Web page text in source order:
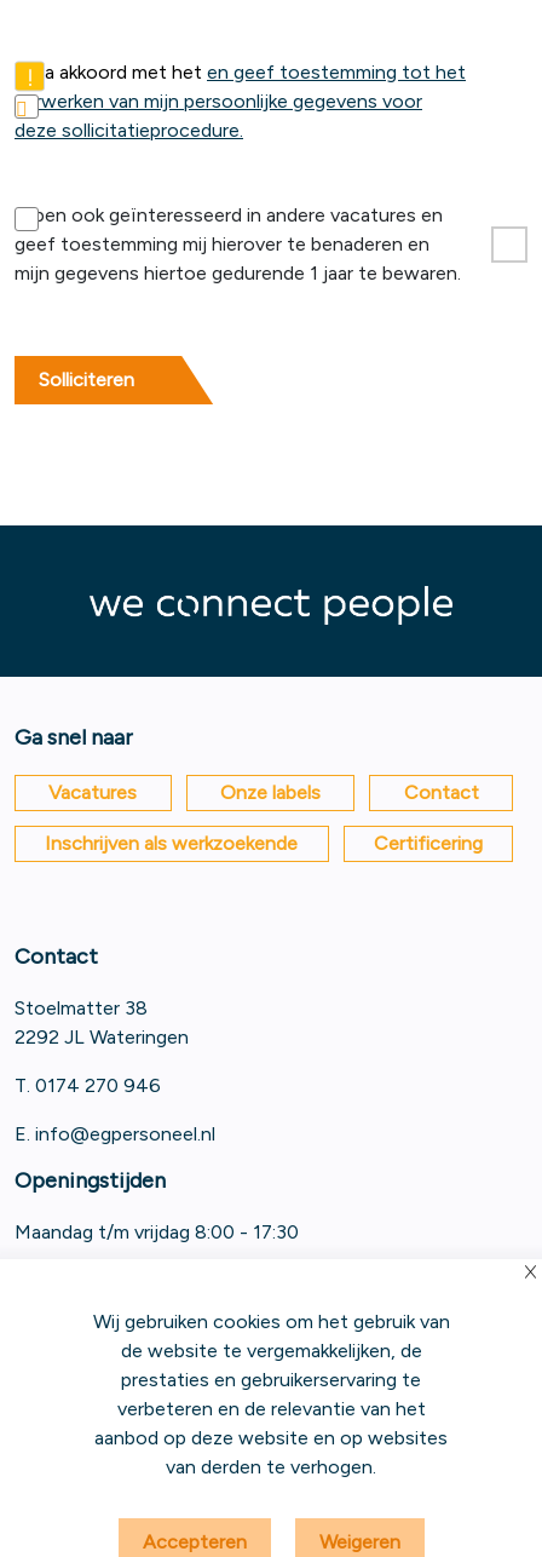
Ik ga akkoord met het en geef toestemming tot het
verwerken van mijn persoonlijke gegevens voor
deze sollicitatieprocedure.
Ik ben ook geïnteresseerd in andere vacatures en
geef toestemming mij hierover te benaderen en
mijn gegevens hiertoe gedurende 1 jaar te bewaren.
Solliciteren
Ga snel naar
Vacatures Onze labels Contact
Inschrijven als werkzoekende Certificering
Contact
Stoelmatter 38
2292 JL Wateringen
T. 0174 270 946
E. info@egpersoneel.nl
Openingstijden
Maandag t/m vrijdag 8:00 - 17:30
| |
Gedragscode Antidiscriminatie | |
Meldingsformulier Huisvesting
Wij gebruiken cookies om het gebruik van
de website te vergemakkelijken, de
prestaties en gebruikerservaring te
verbeteren en de relevantie van het
aanbod op deze website en op websites
van derden te verhogen.
Accepteren Weigeren